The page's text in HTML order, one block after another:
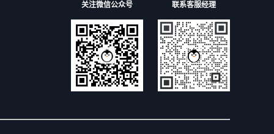
关注微信公众号 联系客服经理